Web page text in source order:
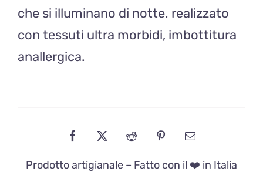
che si illuminano di notte. realizzato
con tessuti ultra morbidi, imbottitura
anallergica.
Prodotto artigianale – Fatto con il ❤️ in Italia